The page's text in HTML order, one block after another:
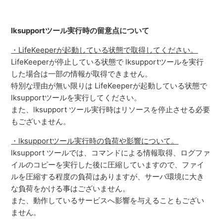
lksupportツール実行時の留意点について
・LifeKeeperが起動している状態で取得してください。
LifeKeeperが停止している状態で lksupportツールを実行
した場合は一部の情報が取得できません。
特別な理由が無い限りは LifeKeeperが起動している状態で
lksupportツールを実行してください。
また、lksupport ツール実行時はリソースを停止させる必要
もございません。
・lksupportツール実行時の負荷や影響について。
lksupport ツールでは、コマンドによる情報取得、ログファ
イルのコピーを実行した後に圧縮していますので、ファイ
ルを圧縮する程度の負荷はありますが、サーバ環境に大き
な負荷をかける事はございません。
また、動作しているサービスへ影響を与えることもござい
ません。